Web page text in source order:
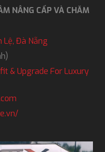
NÂNG CẤP VÀ CHĂM
Lệ, Đà Nẵng
& Upgrade For Luxury